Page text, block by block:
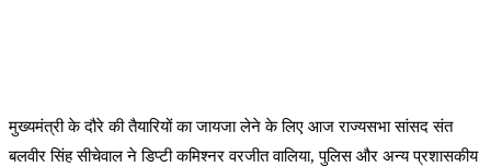
मुख्यमंत्री के दौरे की तैयारियों का जायजा लेने के लिए आज राज्यसभा सांसद संत
बलवीर सिंह सीचेवाल ने डिप्टी कमिश्नर वरजीत वालिया, पुलिस और अन्य प्रशासकीय